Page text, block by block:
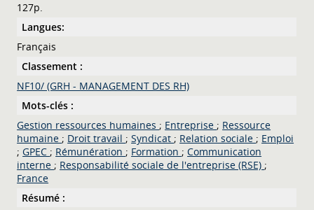
127p.
Langues:
Français
Classement :
NF10/ (GRH - MANAGEMENT DES RH)
Mots-clés :
Gestion ressources humaines ; Entreprise ; Ressource
humaine ; Droit travail ; Syndicat ; Relation sociale ; Emploi
; GPEC ; Rémunération ; Formation ; Communication
interne ; Responsabilité sociale de l'entreprise (RSE) ;
France
Résumé :